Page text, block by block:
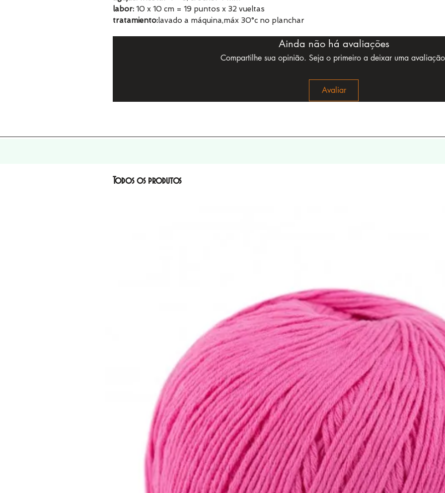
labor: 10 x 10 cm = 19 puntos x 32 vueltas
tratamiento:lavado a máquina,máx 30°c no planchar
Ainda não há avaliações
Compartilhe sua opinião. Seja o primeiro a deixar uma
Avaliar
Todos os produtos